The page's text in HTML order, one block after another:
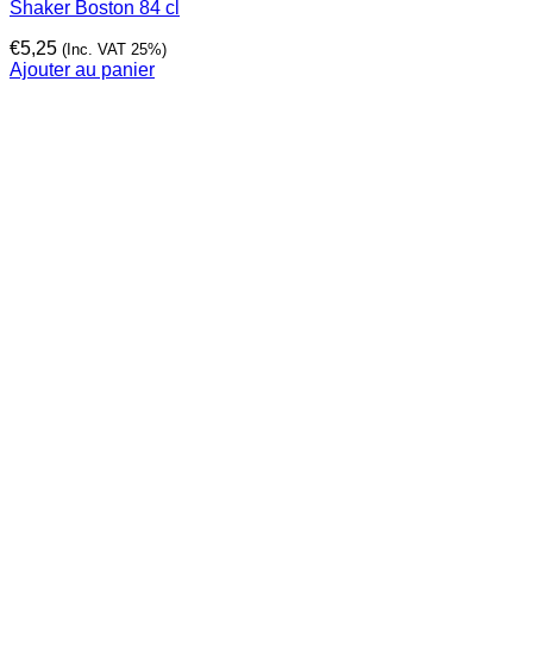
Shaker Boston 84 cl
€5,25 (Inc. VAT 25%)
Ajouter au panier